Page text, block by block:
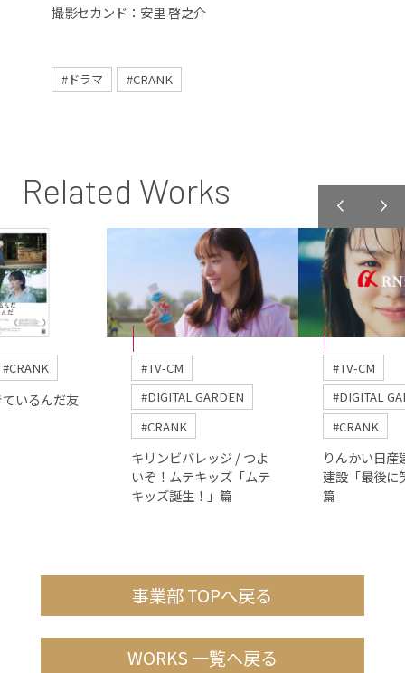
撮影セカンド：安里 啓之介
#ドラマ #CRANK
Related Works
#CRANK
いるんだ友
#TV-CM
#DIGITAL GARDEN
#CRANK
キリンビバレッジ / つよ
いぞ！ムテキッズ「ムテ
キッズ誕生！」篇
#TV-CM
#DIGITAL
#CRANK
りんかい日産
建設「最後に
篇
事業部 TOPへ戻る
WORKS 一覧へ戻る